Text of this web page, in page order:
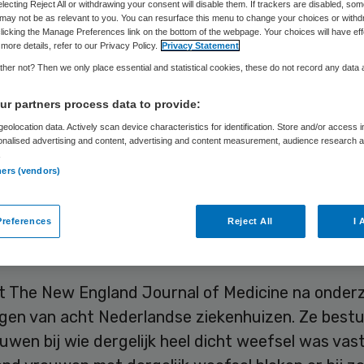
Skipr Redactie 28 november 2019,09:34 188 keer gelezen
die heel dicht borstklierweefsel blijken te
geruststellend uitgepakte gewone controle met
zijn met aanvullend MRI-onderzoek. Zij
verhoogde kans op borstkanker, terwijl
te zien zijn bij regulier onderzoek. ‎Van de
naar borstkanker, heeft 8 procent
The New England Journal of Medicine na
van acht Nederlandse ziekenhuizen. Ze
bij wie dergelijk heel dicht weefsel was
Reject All or withdrawing your consent will disable them. If trackers are disabled,
not be as relevant to you. You can resurface this menu to change your choices or
the Manage Preferences link on the bottom of the webpage. Your choices will have
details, refer to our Privacy Policy. Privacy Statement
not? Then we only place essential and statistical cookies, these do not record any data
partners process data to provide:
data. Actively scan device characteristics for identification. Store and/or access
advertising and content, advertising and content measurement, audience research
(vendors)
Reject All I